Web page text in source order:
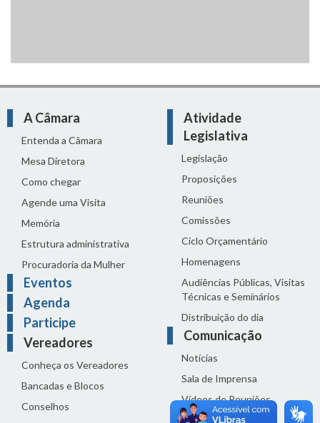
A Câmara
Entenda a Câmara
Mesa Diretora
Como chegar
Agende uma Visita
Memória
Estrutura administrativa
Procuradoria da Mulher
Eventos
Agenda
Participe
Vereadores
Conheça os Vereadores
Bancadas e Blocos
Conselhos
Atividade
Legislativa
Legislação
Proposições
Reuniões
Comissões
Ciclo Orçamentário
Homenagens
Audiências Públicas, Visitas
Técnicas e Seminários
Distribuição do dia
Comunicação
Notícias
Sala de Imprensa
Vídeos de Reuniões
Solenidades